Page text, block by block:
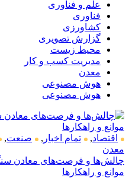
علم و فناوری
فناوری
کشاورزی
گزارش تصویری
محیط زیست
مدیریت کسب و کار
معدن
هوش مصنوعی
هوش مصنوعی
اقتصاد, تمام اخبار , صنعت,
معدن
چالش‌ها و فرصت‌های معادن سنگ
موانع و راهکارها